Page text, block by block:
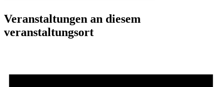
Veranstaltungen an diesem
veranstaltungsort